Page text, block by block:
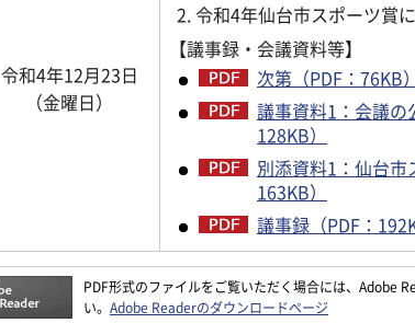
令和4年12月23日
（金曜日）
令和4年仙台市スポーツ賞
【議事録・会議資料等】
次第（PDF：76KB）
議事資料1：会議の
128KB）
別添資料1：仙台市
163KB）
議事録（PDF：
PDF形式のファイルをご覧いただく場合には、Adobe
い。 Adobe Readerのダウンロードページ